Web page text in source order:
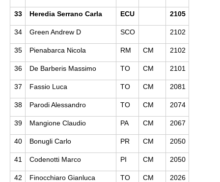
33 Heredia Serrano Carla ECU 2105
34 Green Andrew D SCO 2102
35 Pienabarca Nicola RM CM 2102
36 De Barberis Massimo TO CM 2101
37 Fassio Luca TO CM 2081
38 Parodi Alessandro TO CM 2074
39 Mangione Claudio PA CM 2067
40 Bonugli Carlo PR CM 2050
41 Codenotti Marco PI CM 2050
42 Finocchiaro Gianluca TO CM 2026